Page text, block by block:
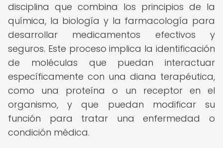
disciplina que combina los principios de la
química, la biología y la farmacología para
desarrollar medicamentos efectivos y
seguros. Este proceso implica la identificación
de moléculas que puedan interactuar
específicamente con una diana terapéutica,
como una proteína o un receptor en el
organismo, y que puedan modificar su
función para tratar una enfermedad o
condición médica.